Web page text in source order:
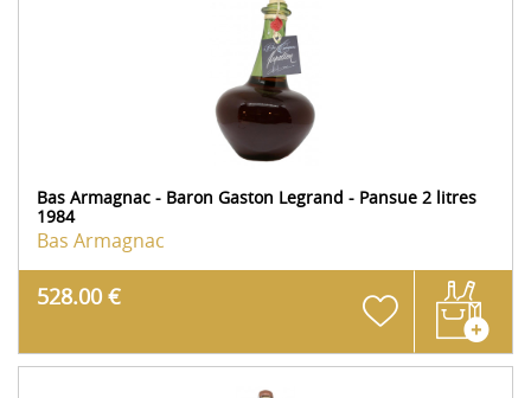
Bas Armagnac - Baron Gaston Legrand - Pansue 2 litres
1984
Bas Armagnac
528.00 €